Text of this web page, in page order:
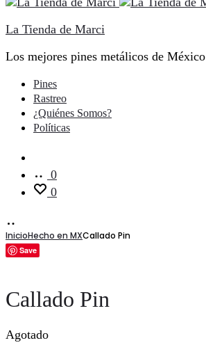
La Tienda de Marci
Los mejores pines metálicos de México
Pines
Rastreo
¿Quiénes Somos?
Políticas
0
0
InicioHecho en MXCallado Pin
Save
Callado Pin
Agotado